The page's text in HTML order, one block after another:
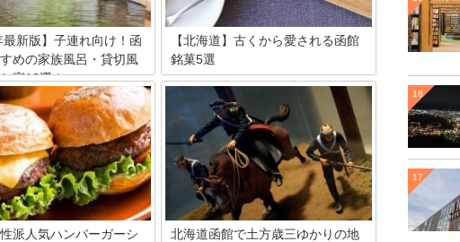
々までご紹介します！
新版】子連れ向け！函
めの家族風呂・貸切風
宿10選！
風呂を親子水入らずで満喫
北海道の函館には、そんな家
叶えてくれる人気の温泉宿が
ります。ここでは、おすすめ
か所厳選しました。ぜひ、家
てみたいお宿を見つけてくだ
【北海道】古くから愛される函館
銘菓5選
観光地がたくさんある北海道の中でも、
国内外を問わず多くの観光客が訪れる
街・函館。ざまざまな観光スポットや楽
しみ方のある街ですよね。そんな函館の
お土産としてぜひ知っておいてほしい函
館銘菓を5つご紹介します。
派人気ハンバーガーシ
北海道函館で土方歳三ゆかりの地
16
17